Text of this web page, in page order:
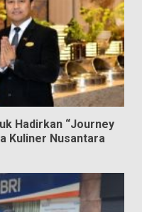
Hadirkan “Journey
Kuliner Nusantara